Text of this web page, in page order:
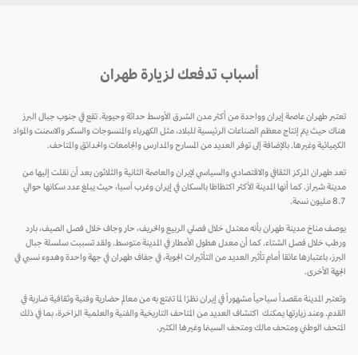
أسباب تدفعك لزيارة طهران
تعتبر طهران عاصمة إيران وواحدة من أكثر مدن الشرق الأوسط حداثة وحيوية. تقع في جنوب جبال البرز
هناك حيث يتم إنتاج معظم الصناعات الرئيسية للبلاد، مثل الكهرباء والمنسوجات والسكر والاسمنت والمواد
الكيميائية وغيرها. بالإضافة إلى توفر العديد من المسارح والمدارس والجامعات والحدائق والمتاحف.
تعد طهران المركز الثقافي والاقتصادي والسياسي لإيران والعاصمة الثانية والثلاثون بعد أن نقلت إليها من
مدينة شيراز. كما أنها المدينة الأكثر اكتظاظا بالسكان في إيران وغرب آسيا، حيث يبلغ عدد سكانها حوالي
8.7 مليون نسمة.
يوصف مناخ مدينة طهران بأنه معتدل خلال فصلي الربيع والخريف، حار وجاف خلال فصل الصيف، بارد
ورطب خلال فصل الشتاء. كما أن معدل هطول الأمطار في المدينة متوسط. ولقد تسببت سلسلة جبال
البرز، باعتبارها عائقا أمام تأثير العديد من التأثيرات الجوية، في جفاف طهران في جهة واحدة وهدوء نسبي في
الجهة الأخرى.
وتعتبر المدينة مقصداً سياحياً مشهوراً في إيران نظرًا لما تتمتع به من معالم حضارية وفنية وثقافية ضاربة في
القدم. وعند زيارتها يمكنك اكتشاف العديد من المتاحف التاريخية والفنية والعلمية الزاخرة، بما في ذلك
المتحف الوطني ومتحف مالك ومتحف السينما وغيرها الكثير.